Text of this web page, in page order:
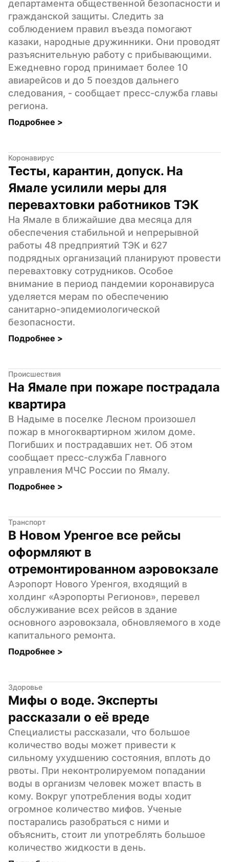
департамента общественной безопасности и
гражданской защиты. Следить за
соблюдением правил въезда помогают
казаки, народные дружинники. Они проводят
разъяснительную работу с прибывающими.
Ежедневно город принимает более 10
авиарейсов и до 5 поездов дальнего
следования, - сообщает пресс-служба главы
региона.
Подробнее >
Коронавирус
Тесты, карантин, допуск. На
Ямале усилили меры для
перевахтовки работников ТЭК
На Ямале в ближайшие два месяца для
обеспечения стабильной и непрерывной
работы 48 предприятий ТЭК и 627
подрядных организаций планируют провести
перевахтовку сотрудников. Особое
внимание в период пандемии коронавируса
уделяется мерам по обеспечению
санитарно-эпидемиологической
безопасности.
Подробнее >
Происшествия
На Ямале при пожаре пострадала
квартира
В Надыме в поселке Лесном произошел
пожар в многоквартирном жилом доме.
Погибших и пострадавших нет. Об этом
сообщает пресс-служба Главного
управления МЧС России по Ямалу.
Подробнее >
Транспорт
В Новом Уренгое все рейсы
оформляют в
отремонтированном аэровокзале
Аэропорт Нового Уренгоя, входящий в
холдинг «Аэропорты Регионов», перевел
обслуживание всех рейсов в здание
основного аэровокзала, обновляемого в ходе
капитального ремонта.
Подробнее >
Здоровье
Мифы о воде. Эксперты
рассказали о её вреде
Специалисты рассказали, что большое
количество воды может привести к
сильному ухудшению состояния, вплоть до
рвоты. При неконтролируемом попадании
воды в организм человек может впасть в
кому. Вокруг употребления воды ходит
огромное количество мифов. Ученые
постарались разобраться с ними и
объяснить, стоит ли употреблять большое
количество жидкости в день.